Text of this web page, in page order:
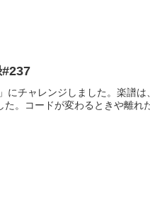
にチャレンジしました。楽譜
た。コードが変わるときや離